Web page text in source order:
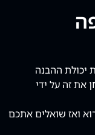
יכולת ההבנה
את זה על ידי
ואז שואלים אתכם